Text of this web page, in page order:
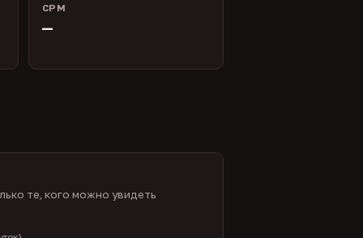
CPM
—
те, кого можно увидеть